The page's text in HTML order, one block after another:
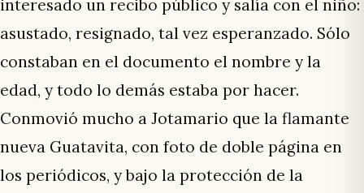
interesado un recibo público y salía con el niño:
asustado, resignado, tal vez esperanzado. Sólo
constaban en el documento el nombre y la
edad, y todo lo demás estaba por hacer.
Conmovió mucho a Jotamario que la flamante
nueva Guatavita, con foto de doble página en
los periódicos, y bajo la protección de la